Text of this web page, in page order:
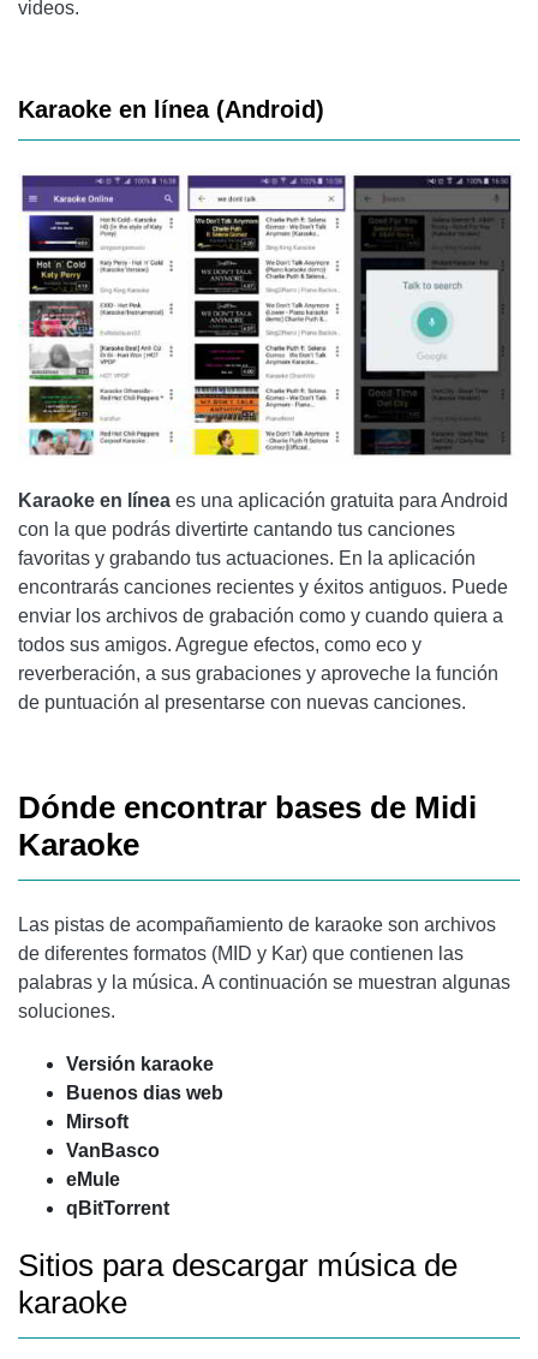
videos.
Karaoke en línea (Android)
Karaoke en línea es una aplicación gratuita para Android
con la que podrás divertirte cantando tus canciones
favoritas y grabando tus actuaciones. En la aplicación
encontrarás canciones recientes y éxitos antiguos. Puede
enviar los archivos de grabación como y cuando quiera a
todos sus amigos. Agregue efectos, como eco y
reverberación, a sus grabaciones y aproveche la función
de puntuación al presentarse con nuevas canciones.
Dónde encontrar bases de Midi
Karaoke
Las pistas de acompañamiento de karaoke son archivos
de diferentes formatos (MID y Kar) que contienen las
palabras y la música. A continuación se muestran algunas
soluciones.
Versión karaoke
Buenos dias web
Mirsoft
VanBasco
eMule
qBitTorrent
Sitios para descargar música de
karaoke